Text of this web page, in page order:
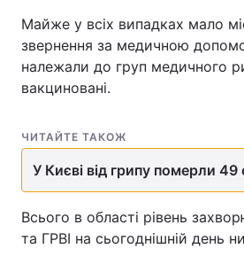
Майже у всіх випадках мало
звернення за медичною
належали до груп медичного
вакциновані.
ЧИТАЙТЕ ТАКОЖ
У Києві від грипу померли 49
Всього в області рівень
та ГРВІ на сьогоднішній день